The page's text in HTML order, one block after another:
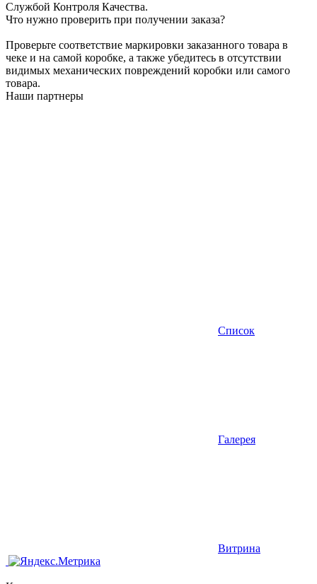
Службой Контроля Качества.
Что нужно проверить при получении заказа?
Проверьте соответствие маркировки заказанного товара в
чеке и на самой коробке, а также убедитесь в отсутствии
видимых механических повреждений коробки или самого
товара.
Наши партнеры
Список
Галерея
Витрина